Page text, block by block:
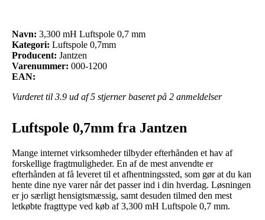
Navn: 3,300 mH Luftspole 0,7 mm
Kategori: Luftspole 0,7mm
Producent: Jantzen
Varenummer: 000-1200
EAN:
Vurderet til 3.9 ud af 5 stjerner baseret på 2 anmeldelser
Luftspole 0,7mm fra Jantzen
Mange internet virksomheder tilbyder efterhånden et hav af
forskellige fragtmuligheder. En af de mest anvendte er
efterhånden at få leveret til et afhentningssted, som gør at du kan
hente dine nye varer når det passer ind i din hverdag. Løsningen
er jo særligt hensigtsmæssig, samt desuden tilmed den mest
letkøbte fragttype ved køb af 3,300 mH Luftspole 0,7 mm.